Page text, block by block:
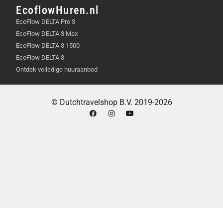
maaizones aan te passen, zonder dat er kabels
nodig zijn.
Kan de Dreame A1 Pro ook op hellingen
maaien?Ja, de Dreame kan hellingen tot 45%
(24°) aan.
Hoe nauwkeurig is de obstakeldetectie?
obstakels nauwkeurig te detecteren en te
EcoflowHuren.nl
EcoFlow DELTA Pro 3
EcoFlow DELTA 3 Max
EcoFlow DELTA 3 1500
EcoFlow DELTA 3
Ontdek volledige huuraanbod
© Dutchtravelshop B.V. 2019-2026